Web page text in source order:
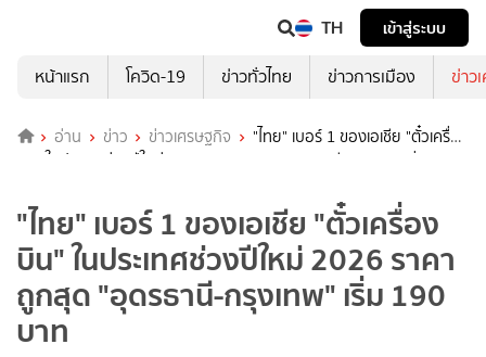
TH
เข้าสู่ระบบ
หน้าแรก
โควิด-19 ข่าวทั่วไทย ข่าวการเมือง ข่าว
อ่าน ข่าว ข่าวเศรษฐกิจ
"ไทย" เบอร์ 1 ของเอเชีย "ตั๋วเครื่อง
บิน" ในประเทศช่วงปีใหม่ 2026 ราคาถูกสุด "อุดรธานี-กรุงเทพ" เริ่ม 190
"ไทย" เบอร์ 1 ของเอเชีย "ตั๋วเครื่อง
บิน" ในประเทศช่วงปีใหม่ 2026 ราคา
ถูกสุด "อุดรธานี-กรุงเทพ" เริ่ม 190
บาท